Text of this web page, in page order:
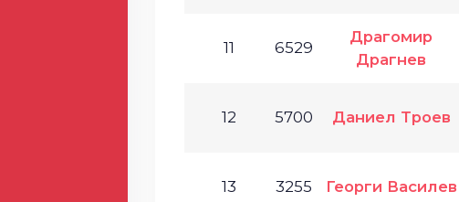
11 6529
Драгомир
Драгнев
12 5700 Даниел Троев
13 3255 Георги Василев